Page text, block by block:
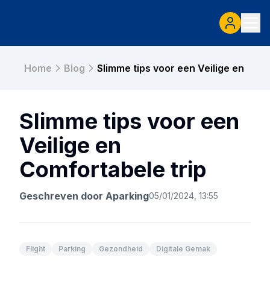
Home Blog Slimme tips voor een Veilige en
Slimme tips voor een
Veilige en
Comfortabele trip
Geschreven door Aparking05/01/2024, 13:55
Flight Parking Gezondheid Digitale Gemak